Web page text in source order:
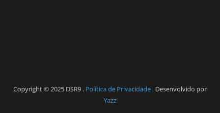
Copyright © 2025 DSR9 . Política de Privacidade . Desenvolvido por
Yazz